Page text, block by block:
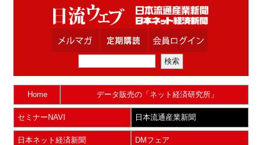
Home データ販売の「ネット経済研究所」
セミナーNAVI 日本流通産業新聞
日本ネット経済新聞 DMフェア